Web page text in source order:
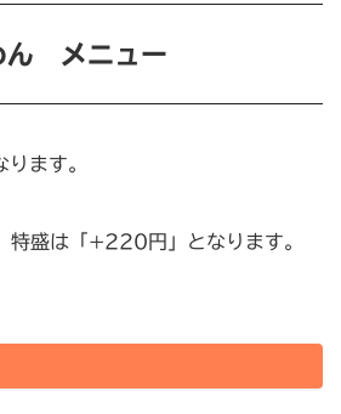
ん メニュー
ます。
盛は「+220円」となります。